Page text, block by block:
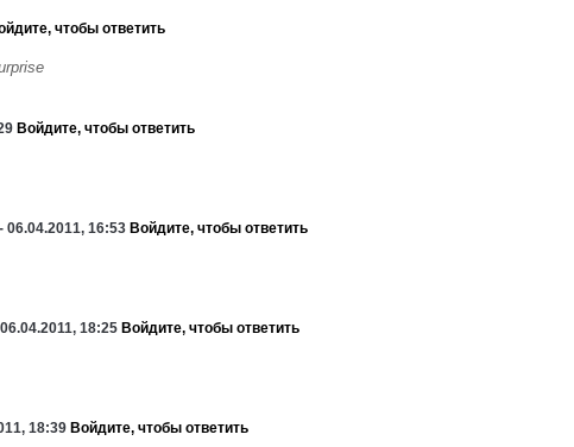
чтобы ответить
Войдите, чтобы ответить
06.04.2011, 16:53 Войдите, чтобы ответить
18:25 Войдите, чтобы ответить
18:39 Войдите, чтобы ответить